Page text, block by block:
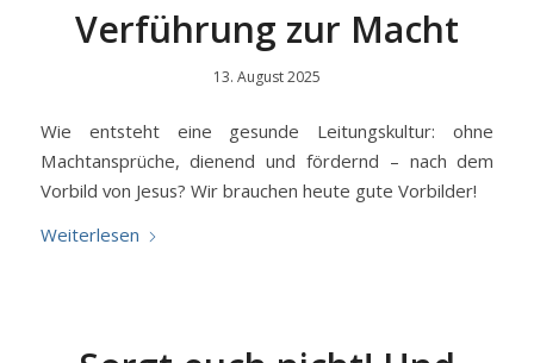
Verführung zur Macht
13. August 2025
Wie entsteht eine gesunde Leitungskultur: ohne
Machtansprüche, dienend und fördernd – nach dem
Vorbild von Jesus? Wir brauchen heute gute Vorbilder!
Weiterlesen